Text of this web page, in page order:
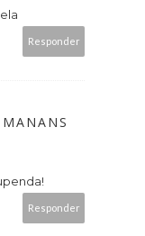
Responder
Responder